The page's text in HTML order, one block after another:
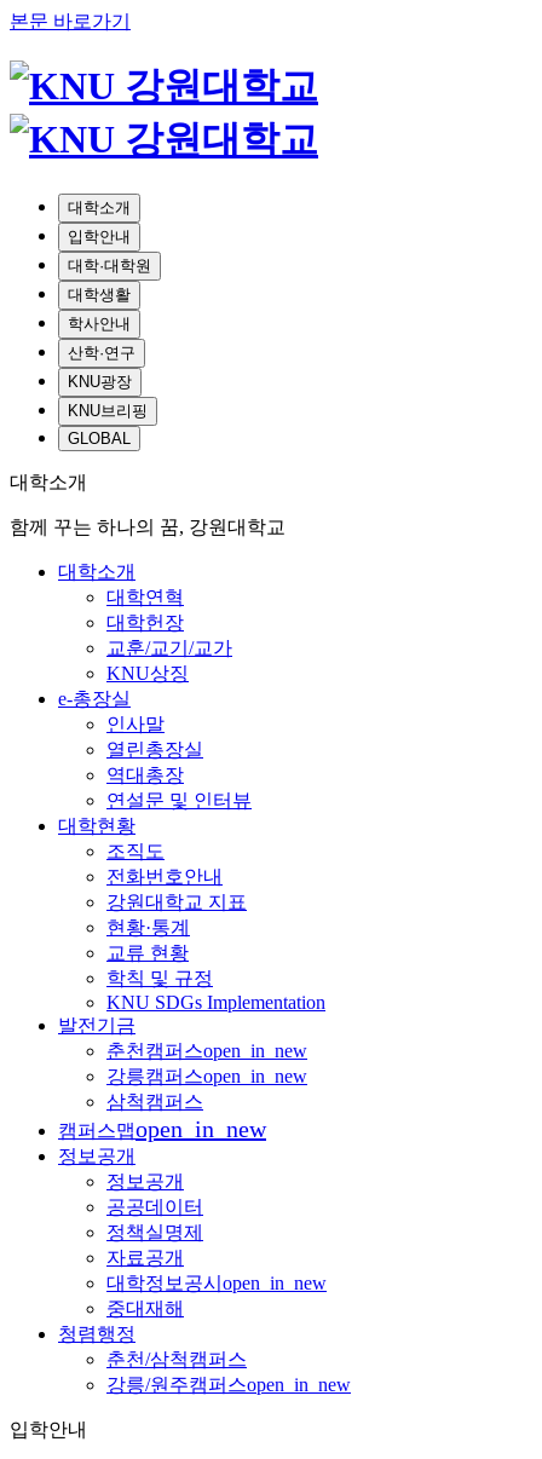
본문 바로가기
대학소개
입학안내
대학·대학원
대학생활
학사안내
산학·연구
KNU광장
KNU브리핑
GLOBAL
대학소개
함께 꾸는 하나의 꿈, 강원대학교
대학소개
대학연혁
대학헌장
교훈/교기/교가
KNU상징
e-총장실
인사말
열린총장실
역대총장
연설문 및 인터뷰
대학현황
조직도
전화번호안내
강원대학교 지표
현황·통계
교류 현황
학칙 및 규정
KNU SDGs Implementation
발전기금
춘천캠퍼스open_in_new
강릉캠퍼스open_in_new
삼척캠퍼스
캠퍼스맵open_in_new
정보공개
정보공개
공공데이터
정책실명제
자료공개
대학정보공시 open_in_new
중대재해
청렴행정
춘천/삼척캠퍼스
강릉/원주캠퍼스open_in_new
입학안내